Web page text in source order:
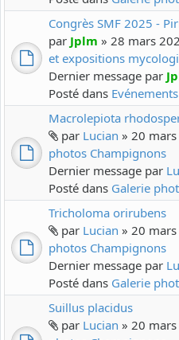
Congrès SMF 2025 -
par Jplm » 28 mars
et expositions
Dernier message par
Posté dans
Macrolepiota
par Lucian » 20
photos Champignons
Dernier message par
Posté dans Galerie
Tricholoma orirubens
par Lucian » 20
photos Champignons
Dernier message par
Posté dans Galerie
Suillus placidus
par Lucian » 20